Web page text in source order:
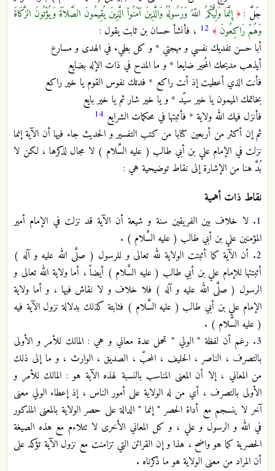
جَلَّ :﴿ إِنَّمَا وَلِيُّكُمُ اللّهُ وَرَسُولُهُ وَالَّذِينَ آمَنُواْ الَّذِينَ يُقِيمُونَ الصَّلاَةَ وَيُؤْتُونَ الزَّكَاةَ
وَهُمْ رَاكِعُونَ ﴾ 12 ، فأنشأ حسان بن ثابت يقول :
أبا حسن تفديك نفسي و مهجتي * و كل بطيء في الهدى و مسارع
أيذهب مديحك المُحير ضايعا * و ما المدح في ذات الإله بضايع
فأنت الذي أعطيت إذ أنت راكع * فدتك نفوس القوم يا خير راكع
بخاتمك الميمون يا خير سيّد * و يا خير شار ثم يا خير بايع
فأنزل فيك الله ولاية * فأثبتها في محكمات الشرايع 14
ثم إن أكثر من أربعين كتابا من كتب التفسير و الحديث جاء فيها أن الآية إنما
نزلت في الإمام علي بن أبي طالب ( عليه السَّلام ) لا مجال لذكرها ، لكن لا
بُدَّ هنا من الإشارة إلى نقاط توضيحية هي :
نقاط ذات أهمية
1. لا خلاف بين الفريقين سنة و شيعة أن الآية قد نزلت في الإمام أمير
المؤمنين علي بن أبي طالب ( عليه السَّلام ) .
2. أن الآية كما أثبتت الولاية لله تعالى و للرسول ( صلَّى الله عليه و آله )
أثبتتها للإمام علي بن أبي طالب ( عليه السَّلام ) أيضاً ، أما ولاية الله تعالى و
الرسول ( صلَّى الله عليه و آله ) فلا خلاف و لا نقاش فيها ، و أما ولاية
الإمام علي بن أبي طالب ( عليه السَّلام ) فثابتة كذلك بدلالة نزول الآية فيه
( عليه السَّلام ) .
3. رغم أن لفظة " الولي " تحمل عدة معاني و هي : المالك للأمر و الأولى
بالتصرف ، الناصر ، الحليف ، المحبّ ، الصديق ، الوارث ، و ما إلى ذلك
من المعاني ، إلا أن المعنى المناسب بالنسبة لهذه الآية هو : المالك للأمر و
الأولى بالتصرف ، أي من له الولاية على أمور الناس ، إذ إعطاء الولي معنى
آخر لا ينسجم مع أداة الحصر " إنما " الدالة على حصر الولاية بالمعنى المذكور
في الله و الرسول و علي ، و كل المعاني الأخرى لا تتلاءم مع هذه الصيغة
الحصرية كما هو واضح ، هذا و إن القرائن التي تزامنت مع نزول الآية تؤكد على
أن المراد من معنى الولاية هو ما ذكرناه .